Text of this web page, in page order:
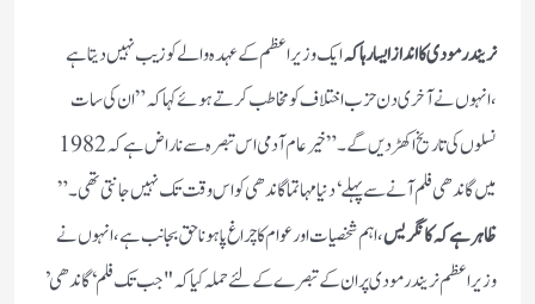
نریندر مودی کا انداز ایسا رہا کہایک وزیراعظم کے عہدہ والےکو زیب نہیں دیتا ہے
،انہوں نے آخری دن حزب اختلاف کو مخاطب کرتے ہوئے کہاکہ ” ان کی سات
نسلوں کی تاریخ اکھڑ دیں گے۔” خیر عام آدمی اس تبصرہ سے ناراض ہے کہ 1982
میں گاندھی فلم آنے سے پہلے ‘دنیا مہاتما گاندھی کو اس وقت تک نہیں جانتی تھی۔”
ظاہر ہے کہ کانگریس،اہم شخصیات اور عوام کا چراغ پا ہو نا حق بجانب ہے، انہوں نے
وزیر اعظم نریندر مودی پر ان کے تبصرے کے لئے حملہ کیا کہ "جب تک فلم ‘گاندھی’